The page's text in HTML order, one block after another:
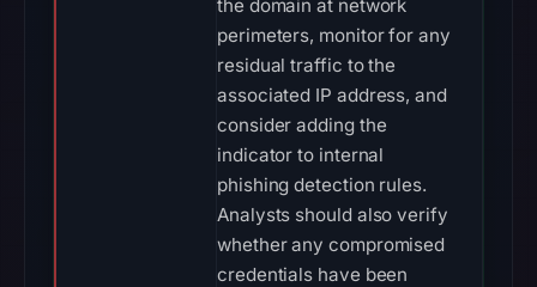
the domain at network
perimeters, monitor for any
residual traffic to the
associated IP address, and
consider adding the
indicator to internal
phishing detection rules.
Analysts should also verify
whether any compromised
credentials have been